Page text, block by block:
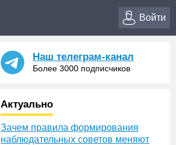
Войти
Наш телеграм-канал
Более 3000 подписчиков
Актуально
Зачем правила формирования
наблюдательных советов меняют